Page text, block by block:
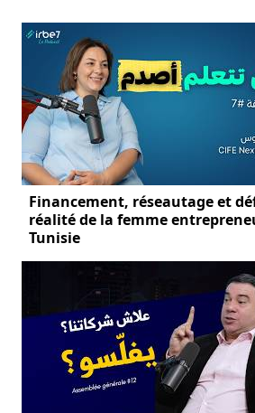
Financement, réseautage et
réalité de la femme
Tunisie